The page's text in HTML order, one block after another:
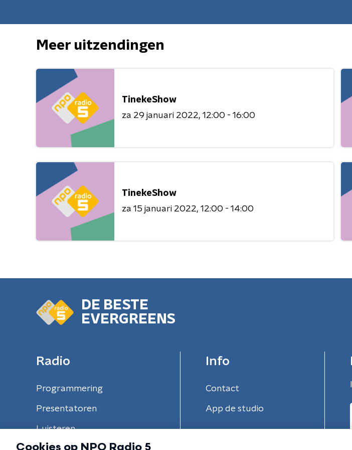
Meer uitzendingen
TinekeShow
za 29 januari 2022 12:00 - 16:00
TinekeShow
za 15 januari 2022 12:00 - 14:00
DE BESTE
EVERGREENS
Radio
Programmering
Presentatoren
Luisteren
Info
Contact
App de studio